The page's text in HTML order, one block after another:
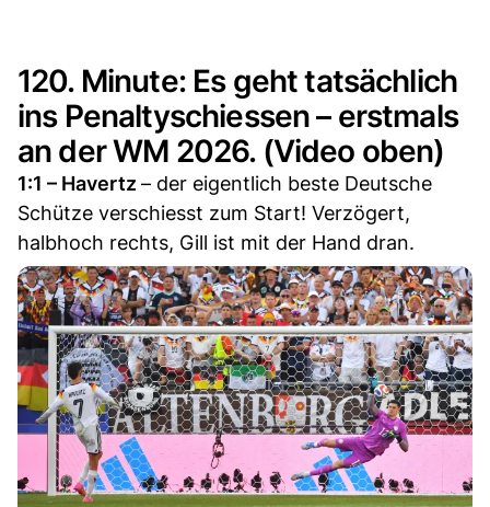
120. Minute: Es geht tatsächlich
ins Penaltyschiessen – erstmals
an der WM 2026. (Video oben)
1:1 – Havertz– der eigentlich beste Deutsche
Schütze verschiesst zum Start! Verzögert,
halbhoch rechts, Gill ist mit der Hand dran.